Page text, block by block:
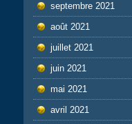
septembre 2021
août 2021
juillet 2021
juin 2021
mai 2021
avril 2021